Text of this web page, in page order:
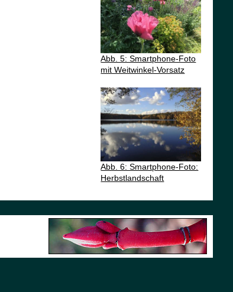
Abb. 5: Smartphone-Foto
mit Weitwinkel-Vorsatz
Abb. 6: Smartphone-Foto:
Herbstlandschaft